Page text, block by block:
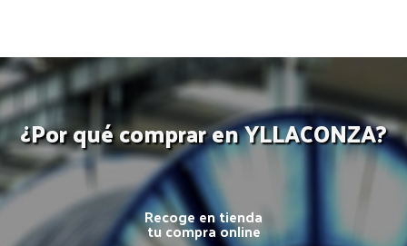
¿Por qué comprar en YLLACONZA?
Recoge en tienda
tu compra online